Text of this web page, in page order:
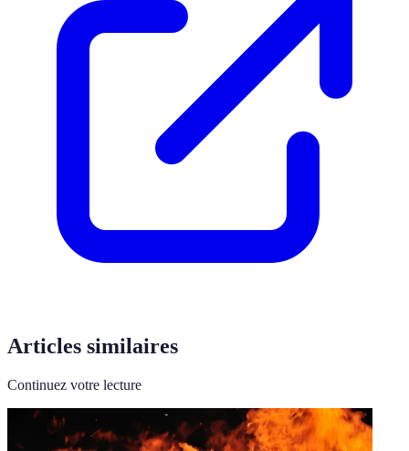
Articles similaires
Continuez votre lecture